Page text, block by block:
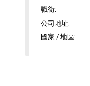
職銜:
公司地址:
國家 / 地區: